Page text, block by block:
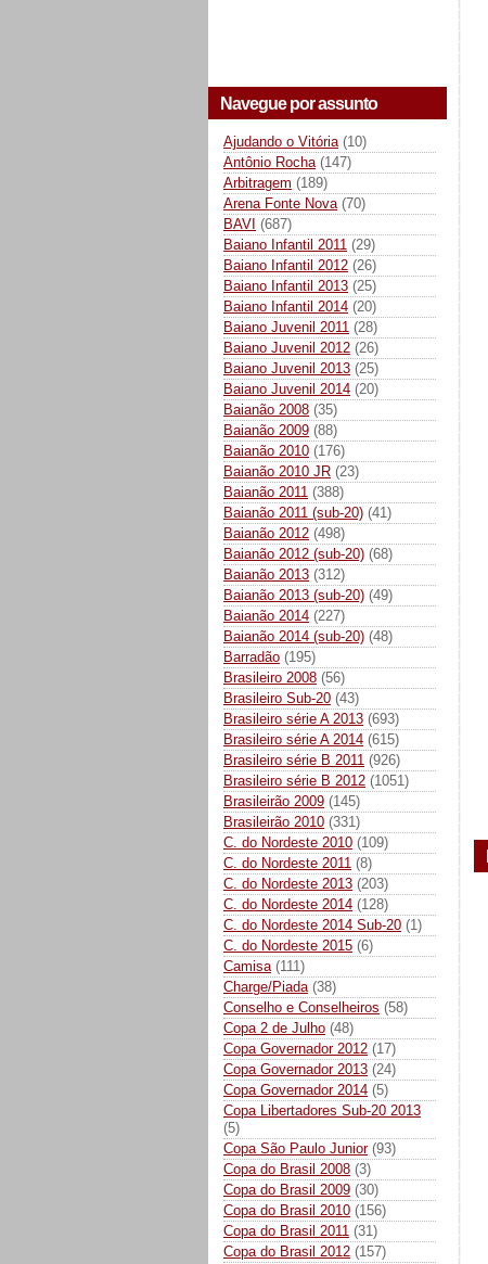
Navegue por assunto
Ajudando o Vitória (10)
Antônio Rocha (147)
Arbitragem (189)
Arena Fonte Nova (70)
BAVI (687)
Baiano Infantil 2011 (29)
Baiano Infantil 2012 (26)
Baiano Infantil 2013 (25)
Baiano Infantil 2014 (20)
Baiano Juvenil 2011 (28)
Baiano Juvenil 2012 (26)
Baiano Juvenil 2013 (25)
Baiano Juvenil 2014 (20)
Baianão 2008 (35)
Baianão 2009 (88)
Baianão 2010 (176)
Baianão 2010 JR (23)
Baianão 2011 (388)
Baianão 2011 (sub-20) (41)
Baianão 2012 (498)
Baianão 2012 (sub-20) (68)
Baianão 2013 (312)
Baianão 2013 (sub-20) (49)
Baianão 2014 (227)
Baianão 2014 (sub-20) (48)
Barradão (195)
Brasileiro 2008 (56)
Brasileiro Sub-20 (43)
Brasileiro série A 2013 (693)
Brasileiro série A 2014 (615)
Brasileiro série B 2011 (926)
Brasileiro série B 2012 (1051)
Brasileirão 2009 (145)
Brasileirão 2010 (331)
C. do Nordeste 2010 (109)
C. do Nordeste 2011 (8)
C. do Nordeste 2013 (203)
C. do Nordeste 2014 (128)
C. do Nordeste 2014 Sub-20 (1)
C. do Nordeste 2015 (6)
Camisa (111)
Charge/Piada (38)
Conselho e Conselheiros (58)
Copa 2 de Julho (48)
Copa Governador 2012 (17)
Copa Governador 2013 (24)
Copa Governador 2014 (5)
Copa Libertadores Sub-20 2013
(5)
Copa São Paulo Junior (93)
Copa do Brasil 2008 (3)
Copa do Brasil 2009 (30)
Copa do Brasil 2010 (156)
Copa do Brasil 2011 (31)
Copa do Brasil 2012 (157)